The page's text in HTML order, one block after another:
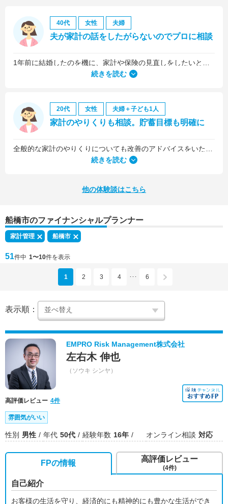
40代 女性 夫婦
夫が家計の話をしたがらないのでプロに相談
続きを読む
20代 女性 夫婦＋子ども1人
家計のやりくりも相談。貯蓄目標も明確に
続きを読む
他の体験談はこちら
船橋市のファイナンシャルプランナー
家計管理 船橋市
51件中 1〜10件を表示
1 2 3 4 ･･･ 6
表示順：
EMPRO Risk Management株式会社
左右木 伸也
（ソウキ シンヤ）
高評価レビュー 4件
雰囲気がいい
性別 男性 年代 50代 経験年数 16年 オンライン相談 対応
FPの情報
自己紹介
お客様の生活を守り、経済的にも精神的にも豊かな生活ができ
高評価レビュー
(4件)